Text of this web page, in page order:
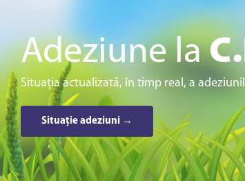
Adeziune la
Situația actualizată, în timp real, a
Situație adeziuni →